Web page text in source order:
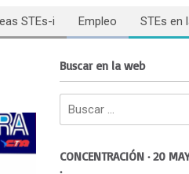
STEs-i Empleo STEs en
Buscar en la web
CONCENTRACIÓN · 20